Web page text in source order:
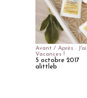
Avant / Après :
Vacances !
5 octobre 2017
alittleb